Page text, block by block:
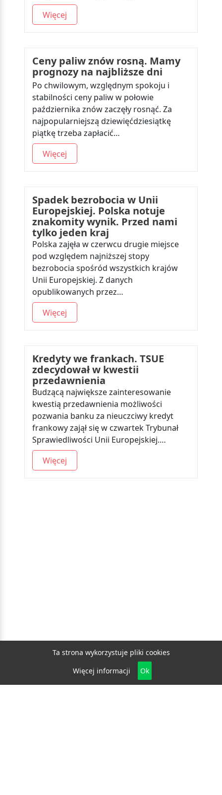
Więcej
Ceny paliw znów rosną. Mamy
prognozy na najbliższe dni
Po chwilowym, względnym spokoju i
stabilności ceny paliw w połowie
października znów zaczęły rosnąć. Za
najpopularniejszą dziewięćdziesiątkę
piątkę trzeba zapłacić…
Więcej
Spadek bezrobocia w Unii
Europejskiej. Polska notuje
znakomity wynik. Przed nami
tylko jeden kraj
Polska zajęła w czerwcu drugie miejsce
pod względem najniższej stopy
bezrobocia spośród wszystkich krajów
Unii Europejskiej. Z danych
opublikowanych przez…
Więcej
Kredyty we frankach. TSUE
zdecydował w kwestii
przedawnienia
Budzącą największe zainteresowanie
kwestią przedawnienia możliwości
pozwania banku za nieuczciwy kredyt
frankowy zajął się w czwartek Trybunał
Sprawiedliwości Unii Europejskiej.…
Więcej
Ta strona wykorzystuje pliki cookies
Więcej informacji
Ok